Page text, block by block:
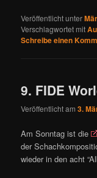
Veröffentlicht unter
Verschlagwortet mit
Schreibe einen
9. FIDE
Veröffentlicht am3.
Am Sonntag ist die
der
wieder in den acht